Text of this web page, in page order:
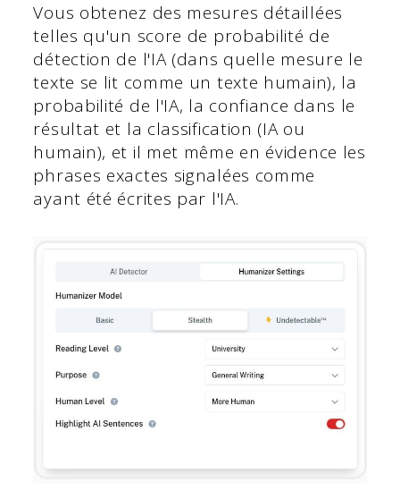
Vous obtenez des mesures détaillées
telles qu'un score de probabilité de
détection de l'IA (dans quelle mesure le
texte se lit comme un texte humain), la
probabilité de l'IA, la confiance dans le
résultat et la classification (IA ou
humain), et il met même en évidence les
phrases exactes signalées comme
ayant été écrites par l'IA.